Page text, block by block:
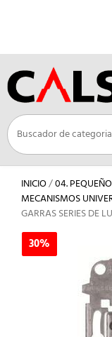
INICIO/04.
MECANISMOS
GARRAS SERIES DE
30%
30%